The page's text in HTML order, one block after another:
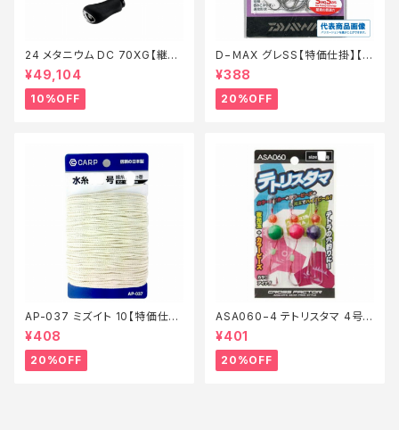
24 メタニウム DC 70XG【継続
セール_リール】【10】
¥49,104
10%OFF
D−ＭAX グレSS【特価仕掛】【2
0】
¥388
20%OFF
AP-037 ミズイト 10【特価仕
掛】【20】
¥408
20%OFF
ASA060−4 テトリスタマ 4号
【特価仕掛】【20】
¥401
20%OFF